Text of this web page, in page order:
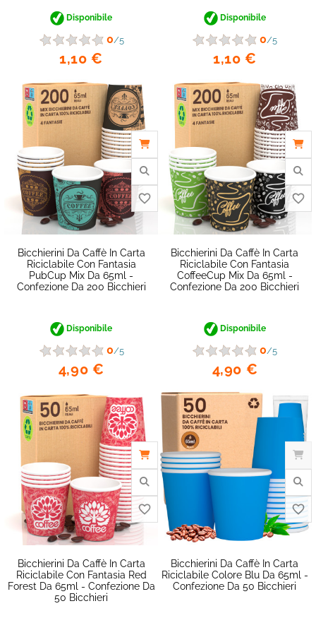
favorite_border
favorite_border
Disponibile
0/5
1,10 €
Disponibile
0/5
1,10 €
Bicchierini Da Caffè In Carta
Riciclabile Con Fantasia
PubCup Mix Da 65ml -
Confezione Da 200 Bicchieri
Disponibile
0/5
4,90 €
Bicchierini Da Caffè In Carta
Riciclabile Con Fantasia
CoffeeCup Mix Da 65ml -
Confezione Da 200 Bicchieri
Disponibile
0/5
4,90 €
Bicchierini Da Caffè In Carta
Riciclabile Con Fantasia Red
Forest Da 65ml - Confezione Da
50 Bicchieri
Bicchierini Da Caffè In Carta
Riciclabile Colore Blu Da 65ml -
Confezione Da 50 Bicchieri